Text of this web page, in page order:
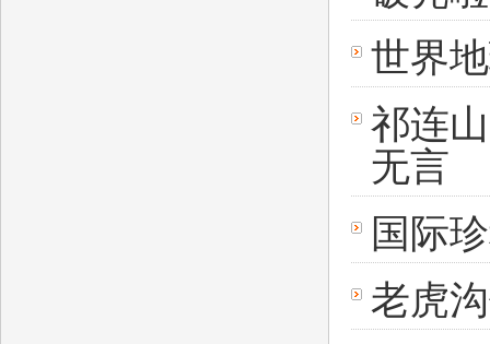
世界
祁连
无言
国际
老虎